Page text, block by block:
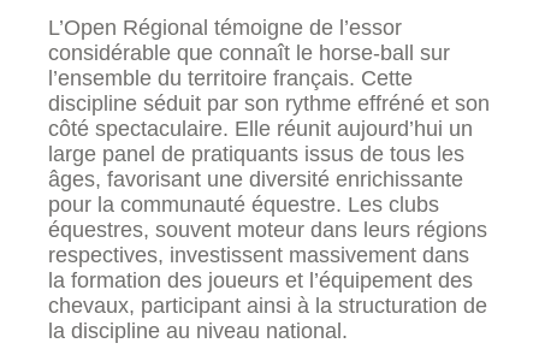
L’Open Régional témoigne de l’essor
considérable que connaît le horse-ball sur
l’ensemble du territoire français. Cette
discipline séduit par son rythme effréné et son
côté spectaculaire. Elle réunit aujourd’hui un
large panel de pratiquants issus de tous les
âges, favorisant une diversité enrichissante
pour la communauté équestre. Les clubs
équestres, souvent moteur dans leurs régions
respectives, investissent massivement dans
la formation des joueurs et l’équipement des
chevaux, participant ainsi à la structuration de
la discipline au niveau national.